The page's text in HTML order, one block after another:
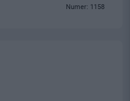
Numer: 1158